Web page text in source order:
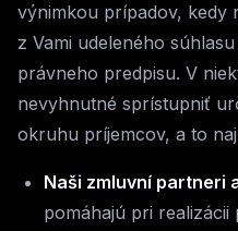
výnimkou prípadov, kedy
z Vami udeleného
právneho predpisu. V
nevyhnutné sprístupniť
okruhu príjemcov, a to
Naši zmluvní partneri
pomáhajú pri